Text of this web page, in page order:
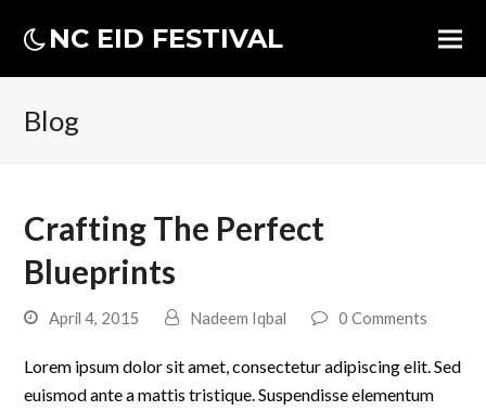
NC EID FESTIVAL
Blog
Crafting The Perfect
Blueprints
April 4, 2015 Nadeem Iqbal 0 Comments
Lorem ipsum dolor sit amet, consectetur adipiscing elit. Sed
euismod ante a mattis tristique. Suspendisse elementum